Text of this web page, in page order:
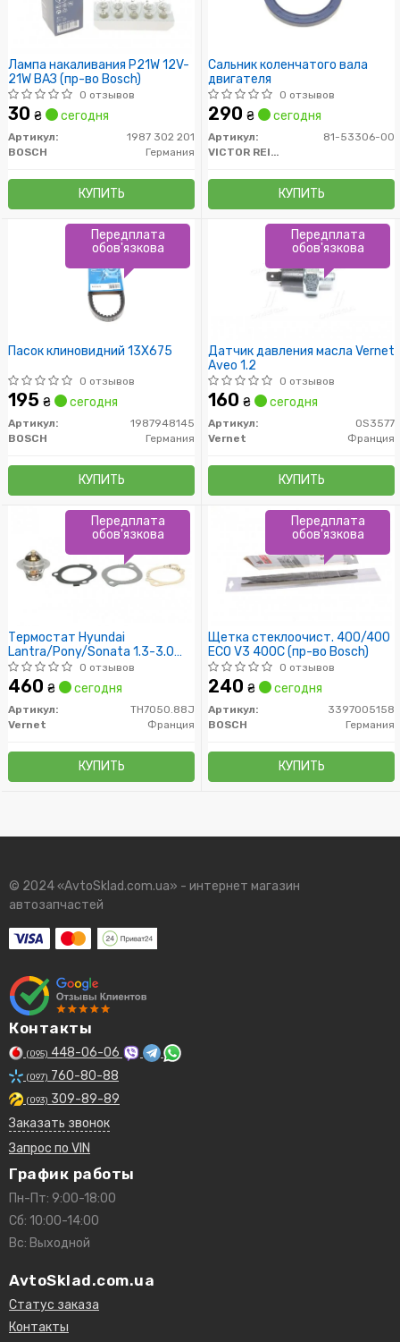
Лампа накаливания P21W 12V-
21W ВАЗ (пр-во Bosch)
0 отзывов
30 ₴ сегодня
Артикул:
1987 302 201
BOSCH
Германия
КУПИТЬ
Сальник коленчатого вала
двигателя
0 отзывов
290 ₴ сегодня
Артикул:
81-53306-00
VICTOR REINZ
КУПИТЬ
Пасок клиновидний 13X675
0 отзывов
195 ₴ сегодня
Артикул:
1987948145
BOSCH
Германия
КУПИТЬ
Передплата
обов'язкова
Датчик давления масла Vernet
Aveo 1.2
0 отзывов
160 ₴ сегодня
Артикул:
OS3577
Vernet
Франция
КУПИТЬ
Передплата
обов'язкова
Термостат Hyundai
Lantra/Pony/Sonata 1.3-3.0
85-02/ Kia
Carens/Rio/Sportage 1.3-2.0
94-03 (88C)
0 отзывов
460 ₴ сегодня
Артикул:
TH7050.88J
Vernet
Франция
КУПИТЬ
Передплата
обов'язкова
Щетка стеклоочист. 400/400
ECO V3 400C (пр-во Bosch)
0 отзывов
240 ₴ сегодня
Артикул:
3397005158
BOSCH
Германия
КУПИТЬ
Передплата
обов'язкова
© 2024 «AvtoSklad.com.ua» - интернет магазин
автозапчастей
Контакты
(095) 448-06-06
(097) 760-80-88
(093) 309-89-89
Заказать звонок
Запрос по VIN
График работы
Пн-Пт: 9:00-18:00
Сб: 10:00-14:00
Вс: Выходной
AvtoSklad.com.ua
Статус заказа
Контакты